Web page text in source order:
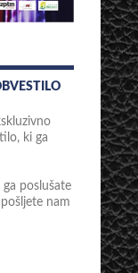
ki ga
poslušate
nam